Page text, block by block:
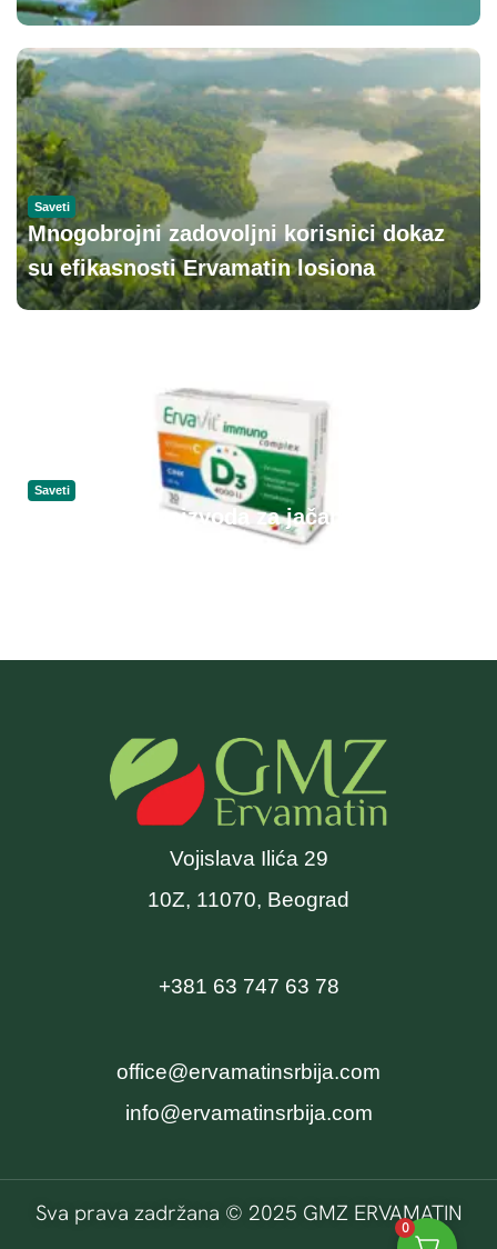
Saveti
Mnogobrojni zadovoljni korisnici dokaz
su efikasnosti Ervamatin losiona
Saveti
6 najboljih proizvoda za jačanje imuniteta
Vojislava Ilića 29
10Z, 11070, Beograd
+381 63 747 63 78
office@ervamatinsrbija.com
info@ervamatinsrbija.com
Sva prava zadržana © 2025 GMZ ERVAMATIN
0